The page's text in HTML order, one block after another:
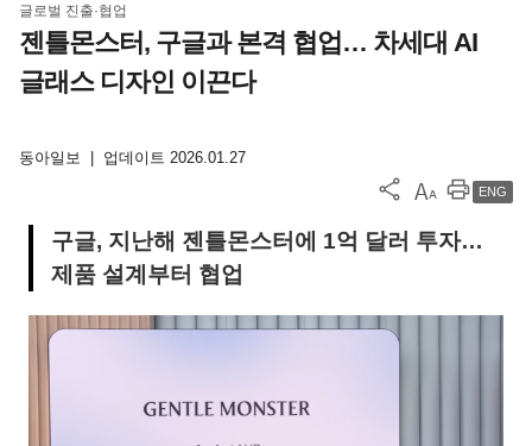
글로벌 진출·협업
젠틀몬스터, 구글과 본격 협업… 차세대 AI
글래스 디자인 이끈다
동아일보 업데이트 2026.01.27
ENG
구글, 지난해 젠틀몬스터에 1억 달러 투자…
제품 설계부터 협업